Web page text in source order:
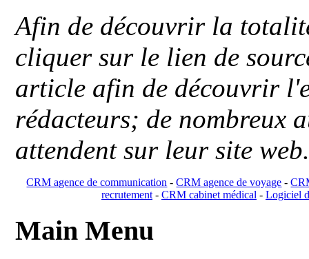
Afin de découvrir la
cliquer sur le lien de
article afin de découvrir
rédacteurs; de nombreux
attendent sur leur site
CRM agence de communication -CRM agence de voyage -
recrutement- CRM cabinet médical- Logiciel
Main Menu